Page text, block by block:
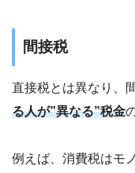
間接税
直接税とは異なり、
る人が”異なる”税金
例えば、消費税はモ